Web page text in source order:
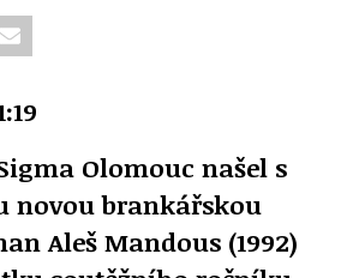
Olomouc našel s
novou brankářskou
Aleš Mandous (1992)